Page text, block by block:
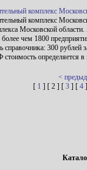
комплекс
комплекс
Московской
чем 1800
справочника: 300
определяется в
<
[ 1 ] [ 2 ] [ 3 ] [ 4